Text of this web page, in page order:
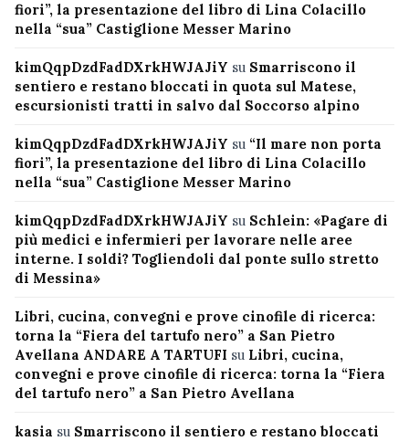
fiori”, la presentazione del libro di Lina Colacillo
nella “sua” Castiglione Messer Marino
kimQqpDzdFadDXrkHWJAJiY su Smarriscono il
sentiero e restano bloccati in quota sul Matese,
escursionisti tratti in salvo dal Soccorso alpino
kimQqpDzdFadDXrkHWJAJiY su “Il mare non porta
fiori”, la presentazione del libro di Lina Colacillo
nella “sua” Castiglione Messer Marino
kimQqpDzdFadDXrkHWJAJiY su Schlein: «Pagare di
più medici e infermieri per lavorare nelle aree
interne. I soldi? Togliendoli dal ponte sullo stretto
di Messina»
Libri, cucina, convegni e prove cinofile di ricerca:
torna la “Fiera del tartufo nero” a San Pietro
Avellana ANDARE A TARTUFI su Libri, cucina,
convegni e prove cinofile di ricerca: torna la “Fiera
del tartufo nero” a San Pietro Avellana
kasia su Smarriscono il sentiero e restano bloccati